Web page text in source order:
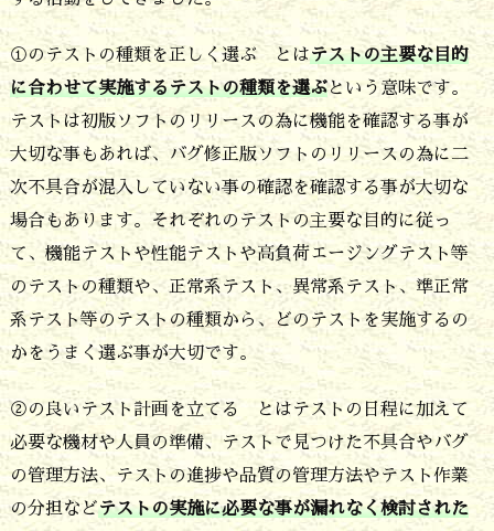
良
く
す
る
た
め
の
４
項
目
2.
1.
テ
ス
①のテストの種類を正しく選ぶ とはテストの主要な目的
に合わせて実施するテストの種類を選ぶという意味です。
テストは初版ソフトのリリースの為に機能を確認する事が
大切な事もあれば、バグ修正版ソフトのリリースの為に二
次不具合が混入していない事の確認を確認する事が大切な
場合もあります。それぞれのテストの主要な目的に従っ
て、機能テストや性能テストや高負荷エージングテスト等
のテストの種類や、正常系テスト、異常系テスト、準正常
系テスト等のテストの種類から、どのテストを実施するの
かをうまく選ぶ事が大切です。
②の良いテスト計画を立てる とはテストの日程に加えて
必要な機材や人員の準備、テストで見つけた不具合やバグ
の管理方法、テストの進捗や品質の管理方法やテスト作業
の分担などテストの実施に必要な事が漏れなく検討された